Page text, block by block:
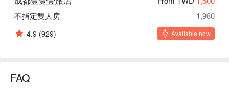
不指定雙人房
1,980
4.9 (929) Available now
FAQ